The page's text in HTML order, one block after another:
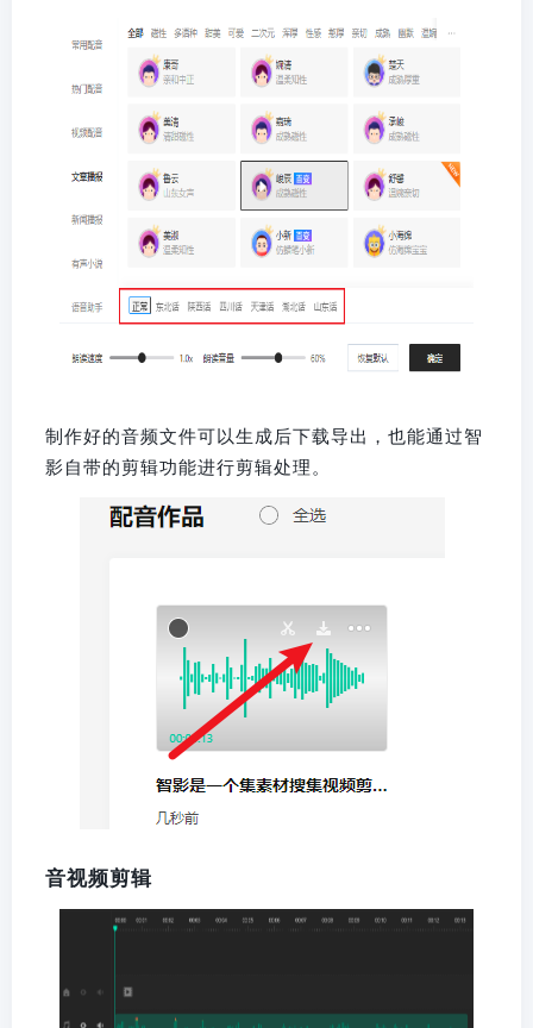
制作好的音频文件可以生成后下载导出，也能通过智
影自带的剪辑功能进行剪辑处理。
音视频剪辑